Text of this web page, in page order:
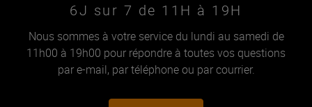
6J sur 7 de 11H à 19H
Nous sommes à votre service du lundi au samedi de
11h00 à 19h00 pour répondre à toutes vos questions
par e-mail, par téléphone ou par courrier.